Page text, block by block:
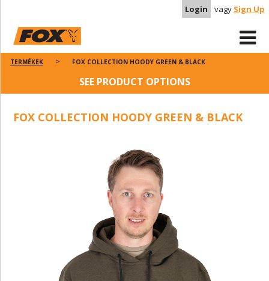
Login vagy Sign Up
TERMÉKEK FOX COLLECTION HOODY GREEN & BLACK
SEE PRODUCT OPTIONS
FOX COLLECTION HOODY GREEN & BLACK